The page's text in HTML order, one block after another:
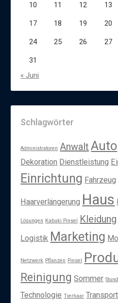
10 11 12 13
17 18 19 20
24 25 26 27
31
« Juni
Schlagwörter
Administratoren Anwalt Auto
Dekoration Dienstleistung
Einrichtung Fahrzeug
Haarverlängerung Haus
Lösungen Kabuki Pinsel Kleidung
Logistik Marketing
Netzwerk Pflanzen Pinsel
Reinigung Sommer
Technologie Tierhaar Transport